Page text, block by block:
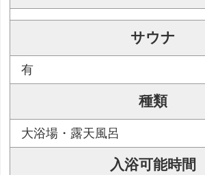
サウナ
有
種類
大浴場・露天風呂
入浴可能時間